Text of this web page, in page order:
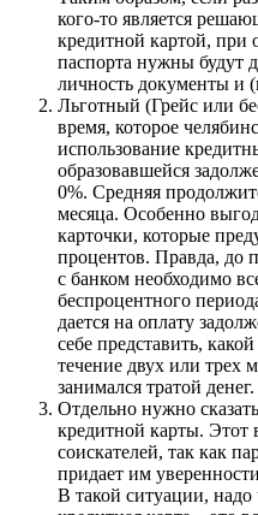
кого-то является
кредитной картой, при
паспорта нужны будут
личность документы и
Льготный (Грейс или
время, которое
использование
образовавшейся
0%. Средняя
месяца. Особенно
карточки, которые
процентов. Правда, до
с банком необходимо
беспроцентного
дается на оплату
себе представить,
течение двух или трех
занимался тратой денег.
Отдельно нужно
кредитной карты. Этот
соискателей, так как
придает им
В такой ситуации,